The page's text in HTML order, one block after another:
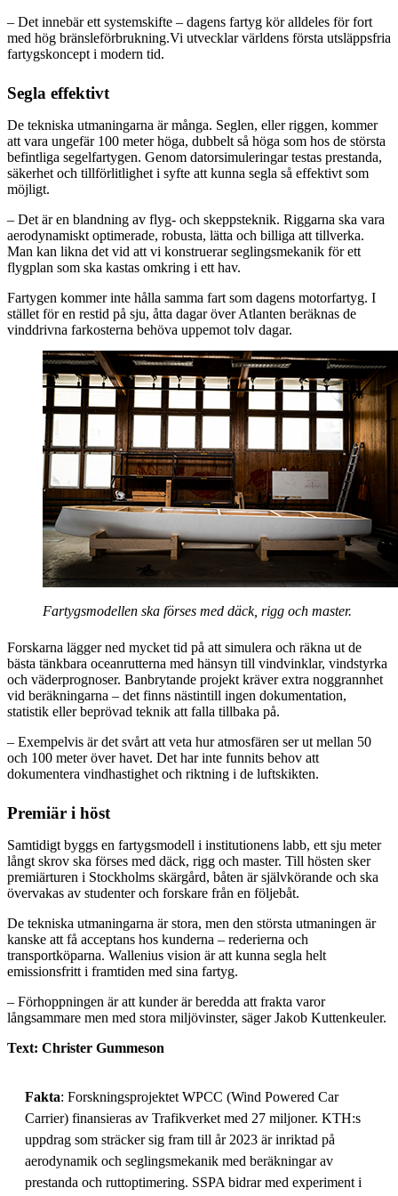
– Det innebär ett systemskifte – dagens fartyg kör alldeles för fort
med hög bränsleförbrukning.Vi utvecklar världens första utsläppsfria
fartygskoncept i modern tid.
Segla effektivt
De tekniska utmaningarna är många. Seglen, eller riggen, kommer
att vara ungefär 100 meter höga, dubbelt så höga som hos de största
befintliga segelfartygen. Genom datorsimuleringar testas prestanda,
säkerhet och tillförlitlighet i syfte att kunna segla så effektivt som
möjligt.
– Det är en blandning av flyg- och skeppsteknik. Riggarna ska vara
aerodynamiskt optimerade, robusta, lätta och billiga att tillverka.
Man kan likna det vid att vi konstruerar seglingsmekanik för ett
flygplan som ska kastas omkring i ett hav.
Fartygen kommer inte hålla samma fart som dagens motorfartyg. I
stället för en restid på sju, åtta dagar över Atlanten beräknas de
vinddrivna farkosterna behöva uppemot tolv dagar.
Fartygsmodellen ska förses med däck, rigg och master.
Forskarna lägger ned mycket tid på att simulera och räkna ut de
bästa tänkbara oceanrutterna med hänsyn till vindvinklar, vindstyrka
och väderprognoser. Banbrytande projekt kräver extra noggrannhet
vid beräkningarna – det finns nästintill ingen dokumentation,
statistik eller beprövad teknik att falla tillbaka på.
– Exempelvis är det svårt att veta hur atmosfären ser ut mellan 50
och 100 meter över havet. Det har inte funnits behov att
dokumentera vindhastighet och riktning i de luftskikten.
Premiär i höst
Samtidigt byggs en fartygsmodell i institutionens labb, ett sju meter
långt skrov ska förses med däck, rigg och master. Till hösten sker
premiärturen i Stockholms skärgård, båten är självkörande och ska
övervakas av studenter och forskare från en följebåt.
De tekniska utmaningarna är stora, men den största utmaningen är
kanske att få acceptans hos kunderna – rederierna och
transportköparna. Wallenius vision är att kunna segla helt
emissionsfritt i framtiden med sina fartyg.
– Förhoppningen är att kunder är beredda att frakta varor
långsammare men med stora miljövinster, säger Jakob Kuttenkeuler.
Text: Christer Gummeson
Fakta: Forskningsprojektet WPCC (Wind Powered Car
Carrier) finansieras av Trafikverket med 27 miljoner. KTH:s
uppdrag som sträcker sig fram till år 2023 är inriktad på
aerodynamik och seglingsmekanik med beräkningar av
prestanda och ruttoptimering. SSPA bidrar med experiment i